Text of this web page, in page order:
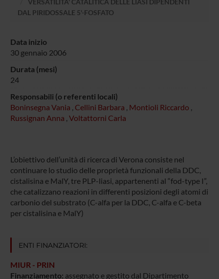
VERSATILITA' CATALITICA DELLE LIASI DIPENDENTI
DAL PIRIDOSSALE 5'-FOSFATO
Data inizio
30 gennaio 2006
Durata (mesi)
24
Responsabili (o referenti locali)
Boninsegna Vania , Cellini Barbara , Montioli Riccardo ,
Russignan Anna , Voltattorni Carla
L’obiettivo dell’unità di ricerca di Verona consiste nel
continuare lo studio delle proprietà funzionali della DDC,
cistalisina e MalY, tre PLP-liasi, appartenenti al “fod-type I”,
che catalizzano reazioni in differenti posizioni degli atomi di
carbonio del substrato (C-alfa per la DDC, C-alfa e C-beta
per cistalisina e MalY)
ENTI FINANZIATORI:
MIUR - PRIN
Finanziamento: assegnato e gestito dal Dipartimento